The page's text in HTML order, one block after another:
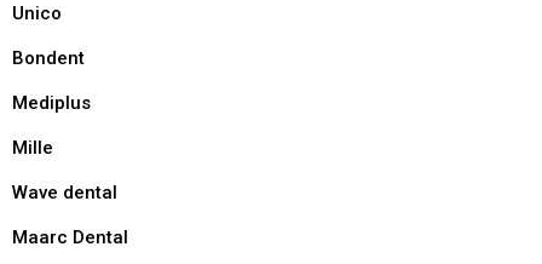
Unico
Bondent
Mediplus
Mille
Wave dental
Maarc Dental